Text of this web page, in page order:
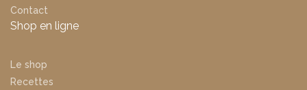
Contact
Shop en ligne
Le shop
Recettes